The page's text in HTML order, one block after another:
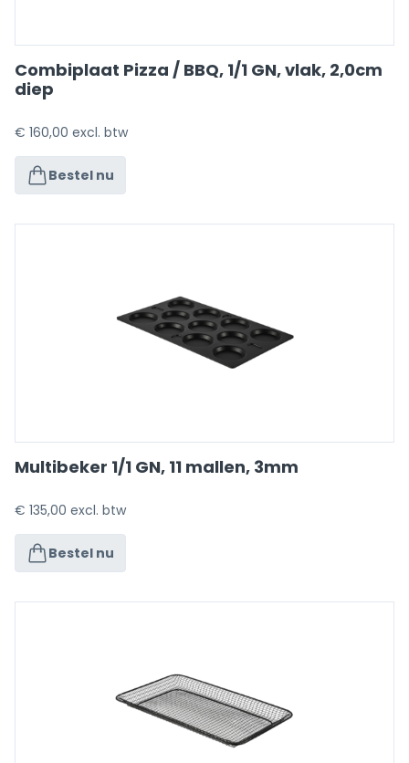
Combiplaat Pizza / BBQ, 1/1 GN, vlak, 2,0cm
diep
€ 160,00 excl. btw
Bestel nu
Multibeker 1/1 GN, 11 mallen, 3mm
€ 135,00 excl. btw
Bestel nu